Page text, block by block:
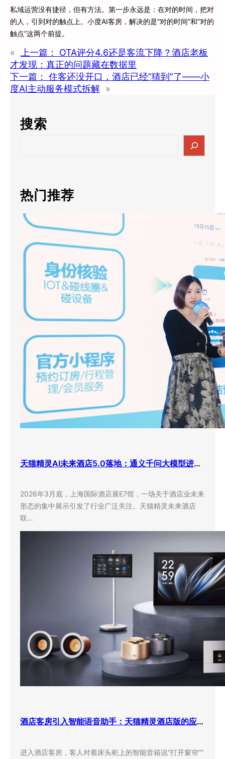
私域运营没有捷径，但有方法。第一步永远是：在对的时间，把对
的人，引到对的触点上。小度AI客房，解决的是”对的时间”和”对的
触点”这两个前提。
« 上一篇：
OTA评分4.6还是客流下降？酒店老板
才发现：真正的问题藏在数据里
下一篇：
住客还没开口，酒店已经”猜到”了——小
度AI主动服务模式拆解 »
搜索
c
h
热门推荐
天猫精灵AI未来酒店5.0落地：通义千问大模型进驻客房，酒店业迎来”数字员工”时代
2026年3月底，上海国际酒店展E7馆，一场关于酒店业未来
形态的集中展示引发了行业广泛关注。天猫精灵未来酒店
联…
酒店客房引入智能语音助手：天猫精灵酒店版的应用现状与实际效果
进入酒店客房，客人对着床头柜上的智能音箱说”打开窗帘””